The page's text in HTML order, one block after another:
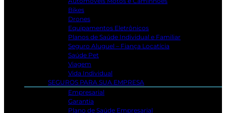
Bikes
Drones
Equipamentos Eletrônicos
Planos de Saúde Individual e Familiar
Seguro Aluguel – Fiança Locatícia
Saúde Pet
Viagem
Vida Individual
SEGUROS PARA SUA EMPRESA
Empresarial
Garantia
Plano de Saúde Empresarial